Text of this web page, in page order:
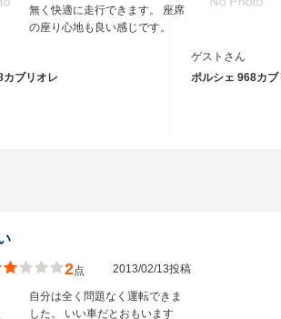
無く快適に走行できます。 座席
の座り心地も良い感じです。
ブリオレ
ゲストさん
ポルシェ 968カブ
2点 2013/02/13投稿
自分は全く問題なく運転できま
した。 いい車だとおもいます